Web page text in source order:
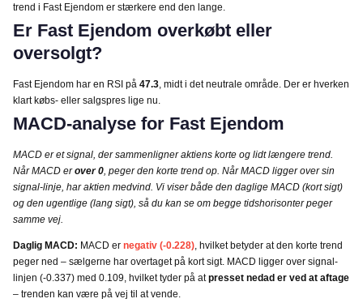
trend i Fast Ejendom er stærkere end den lange.
Er Fast Ejendom overkøbt eller
oversolgt?
Fast Ejendom har en RSI på 47.3 , midt i det neutrale område. Der er hverken
klart købs- eller salgspres lige nu.
MACD-analyse for Fast Ejendom
MACD er et signal, der sammenligner aktiens korte og lidt længere trend.
Når MACD erover 0 , peger den korte trend op. Når MACD ligger over sin
signal-linje, har aktien medvind. Vi viser både den daglige MACD (kort sigt)
og den ugentlige (lang sigt), så du kan se om begge tidshorisonter peger
samme vej.
Daglig MACD: MACD er negativ (-0.228) , hvilket betyder at den korte trend
peger ned – sælgerne har overtaget på kort sigt. MACD ligger over signal-
linjen (-0.337) med 0.109, hvilket tyder på atpresset nedad er ved at aftage
– trenden kan være på vej til at vende.